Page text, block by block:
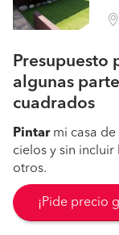
Presupuesto
algunas
cuadrados
Pintarmi casa de
cielos y sin
otros.
¡Pide precio